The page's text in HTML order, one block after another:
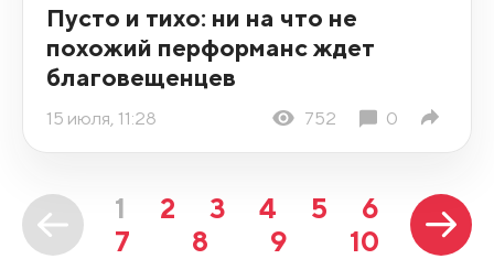
Пусто и тихо: ни на что не
похожий перформанс ждет
благовещенцев
15 июля, 11:28 752 0
1 2 3 4 5
6
7
8 9 10